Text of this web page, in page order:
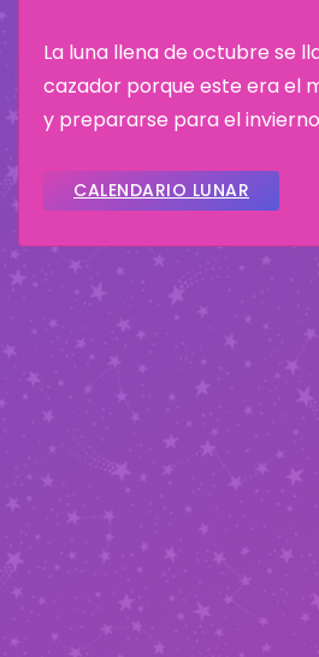
La luna llena de octubre se
cazador porque este era el
y prepararse para el
CALENDARIO LUNAR